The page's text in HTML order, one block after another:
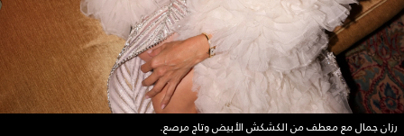
رزان جمال مع معطف من الكشكش الأبيض وتاج مرصع.